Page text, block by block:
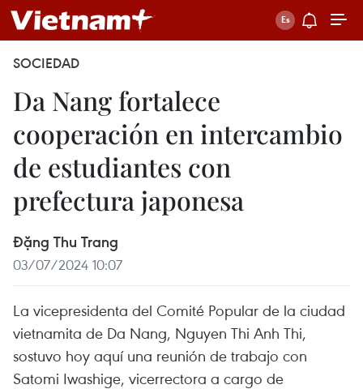
SOCIEDAD
Da Nang fortalece
cooperación en intercambio
de estudiantes con
prefectura japonesa
Đặng Thu Trang
03/07/2024 10:07
La vicepresidenta del Comité Popular de la ciudad
vietnamita de Da Nang, Nguyen Thi Anh Thi,
sostuvo hoy aquí una reunión de trabajo con
Satomi Iwashige, vicerrectora a cargo de